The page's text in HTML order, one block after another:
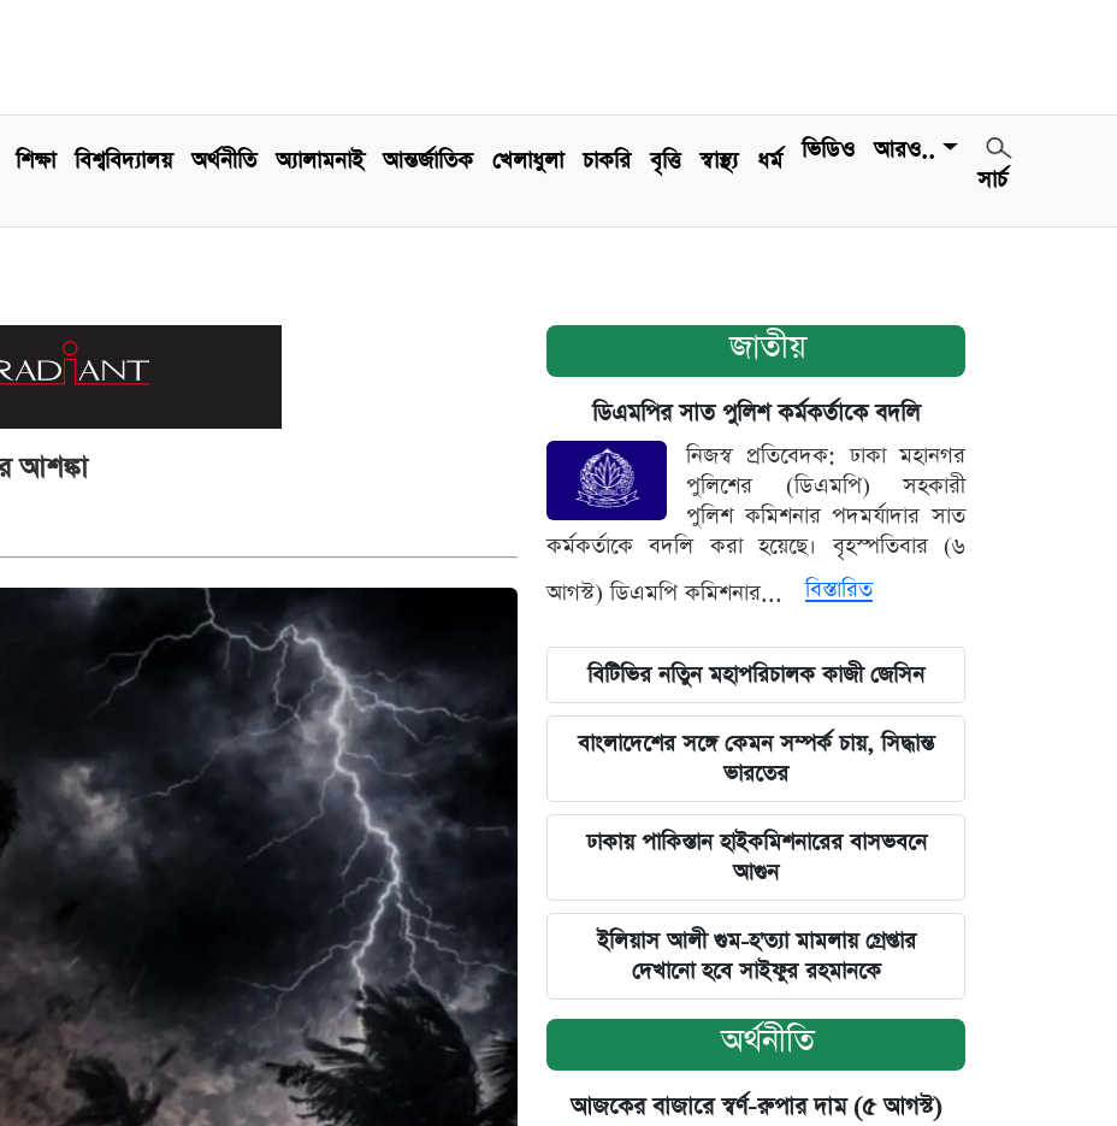
শিক্ষা বিশ্ববিদ্যালয় অর্থনীতি অ্যালামনাই আন্তর্জাতিক খেলাধুলা চাকরি বৃত্তি স্বাস্থ্য ধর্ম ভিডিও
আরও..
সার্চ
আশঙ্কা
জাতীয়
ডিএমপির সাত পুলিশ কর্মকর্তাকে বদলি
নিজস্ব প্রতিবেদক: ঢাকা মহানগর
পুলিশের (ডিএমপি) সহকারী
পুলিশ কমিশনার পদমর্যাদার সাত
কর্মকর্তাকে বদলি করা হয়েছে। বৃহস্পতিবার (৬
আগস্ট) ডিএমপি কমিশনার...
বিস্তারিত
বিটিভির নতিুন মহাপরিচালক কাজী জেসিন
বাংলাদেশের সঙ্গে কেমন সম্পর্ক চায়, সিদ্ধান্ত
ভারতের
ঢাকায় পাকিস্তান হাইকমিশনারের বাসভবনে
আগুন
ইলিয়াস আলী গুম-হ'ত্যা মামলায় গ্রেপ্তার
দেখানো হবে সাইফুর রহমানকে
অর্থনীতি
আজকের বাজারে স্বর্ণ-রুপার দাম (৫ আগস্ট)